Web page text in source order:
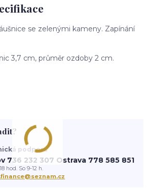
se zelenými kameny. Zapínání
3,7 cm, průměr ozdoby 2 cm.
podpora
736 232 307 Ostrava 778 585 851
hod. So 9-12 h.